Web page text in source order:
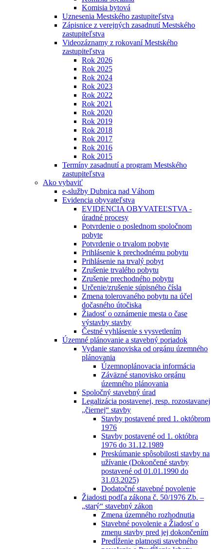
Komisia bytová
Uznesenia Mestského zastupiteľstva
Zápisnice z verejných zasadnutí Mestského
zastupiteľstva
Videozáznamy z rokovaní Mestského
zastupiteľstva
Rok 2026
Rok 2025
Rok 2024
Rok 2023
Rok 2022
Rok 2021
Rok 2020
Rok 2019
Rok 2018
Rok 2017
Rok 2016
Rok 2015
Termíny zasadnutí a program Mestského
zastupiteľstva
Ako vybaviť
e-služby Dubnica nad Váhom
Evidencia obyvateľstva
EVIDENCIA OBYVATEĽSTVA -
úradné procesy
Potvrdenie o poslednom spoločnom
pobyte
Potvrdenie o trvalom pobyte
Prihlásenie k prechodnému pobytu
Prihlásenie na trvalý pobyt
Zrušenie trvalého pobytu
Zrušenie prechodného pobytu
Určenie/zrušenie súpisného čísla
Zmena tolerovaného pobytu na účel
dočasného útočiska
Žiadosť o oznámenie mesta o čase
výstavby stavby
Čestné vyhlásenie s vysvetlením
Územné plánovanie a stavebný poriadok
Vydanie stanoviska od orgánu územného
plánovania
Územnoplánovacia informácia
Záväzné stanovisko orgánu
územného plánovania
Spoločný stavebný úrad
Legalizácia postavenej, resp. rozostavanej
„čiernej“ stavby
Stavby postavené pred 1. októbrom
1976
Stavby postavené od 1. októbra
1976 do 31.12.1989
Preskúmanie spôsobilosti stavby na
užívanie (Dokončené stavby
postavené od 01.01.1990 do
31.03.2025)
Dodatočné stavebné povolenie
Žiadosti podľa zákona č. 50/1976 Zb. –
„starý“ stavebný zákon
Zmena územného rozhodnutia
Stavebné povolenie a Žiadosť o
zmenu stavby pred jej dokončením
Predĺženie platnosti stavebného